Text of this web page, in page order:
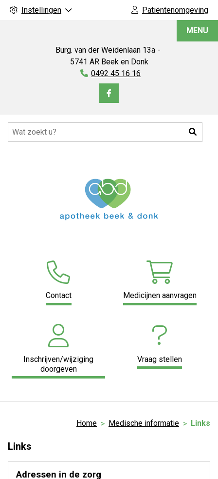
Instellingen Patiëntenomgeving
Burg. van der Weidenlaan 13a
5741 AR Beek en Donk
Tel:
0492 45 16 16
Bezoek
facebook
MENU
Contact Medicijnen aanvragen
Inschrijven/wijziging
doorgeven
Vraag stellen
Home Medische informatie Links
Links
Adressen in de zorg